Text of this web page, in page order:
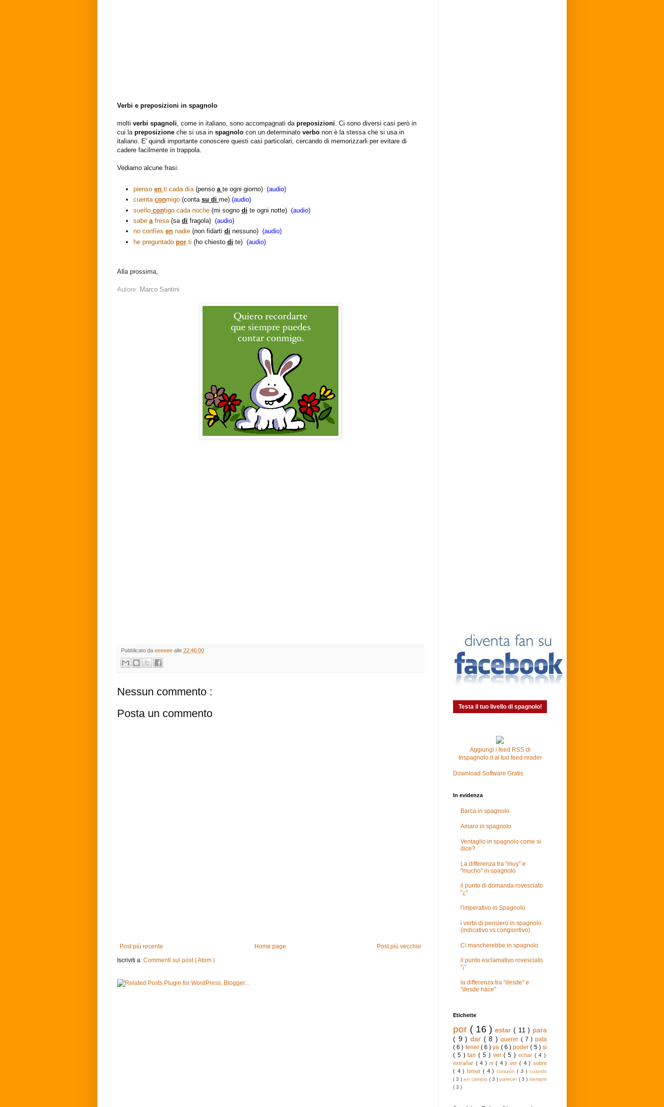
Verbi e preposizioni in spagnolo
molti verbi spagnoli, come in italiano, sono accompagnati da preposizioni. Ci sono diversi casi però in
cui la preposizione che si usa in spagnolo con un determinato verbo non è la stessa che si usa in
italiano. E' quindi importante conoscere questi casi particolari, cercando di memorizzarli per evitare di
cadere facilmente in trappola.
Vediamo alcune frasi:
pienso en ti cada día(penso a te ogni giorno) (audio)
cuenta conmigo (conta su di me) (audio)
sueño contigo cada noche (mi sogno di te ogni notte) (audio)
sabe a fresa (sa di fragola) (audio)
no confíes en nadie (non fidarti di nessuno) (audio)
he preguntado por ti (ho chiesto di te) (audio)
Alla prossima,
Autore: Marco Santini
Pubblicato da eeeeee alle 22:46:00
Nessun commento :
Posta un commento
Post più recente Post più vecchio
Home page
Iscriviti a: Commenti sul post ( Atom )
Testa il tuo livello di spagnolo!
Aggiungi i feed RSS di
Inspagnolo.it al tuo feed reader
Download Software Gratis
In evidenza
Barca in spagnolo
Amaro in spagnolo
Ventaglio in spagnolo come si
dice?
La differenza tra "muy" e
"mucho" in spagnolo
il punto di domanda rovesciato
"¿"
l'imperativo in Spagnolo
i verbi di pensiero in spagnolo
(indicativo vs congiuntivo)
Ci mancherebbe in spagnolo
il punto esclamativo rovesciato
"¡"
la differenza tra "desde" e
"desde hace"
Etichette
por ( 16 ) estar ( 11 ) para
( 9 ) dar ( 8 )querer( 7 )pata
( 6 ) tener ( 6 )ya ( 6 )poder( 5 )si
( 5 )tan( 5 ) ver( 5 ) echar ( 4 )
extrañar ( 4 )ni ( 4 ) ser( 4 )sobre
( 4 ) tomar( 4 ) corazón( 3 )cuando
( 3 ) en cambio ( 3 )parecer ( 3 )siempre
( 3 )